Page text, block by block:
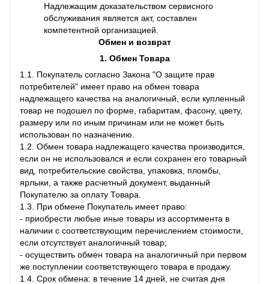
Надлежащим доказательством сервисного
обслуживания является акт, составлен
компетентной организацией.
Обмен и возврат
1. Обмен Товара
1.1. Покупатель согласно Закона "О защите прав
потребителей" имеет право на обмен товара
надлежащего качества на аналогичный, если купленный
товар не подошел по форме, габаритам, фасону, цвету,
размеру или по иным причинам или не может быть
использован по назначению.
1.2. Обмен товара надлежащего качества производится,
если он не использовался и если сохранен его товарный
вид, потребительские свойства, упаковка, пломбы,
ярлыки, а также расчетный документ, выданный
Покупателю за оплату Товара.
1.3. При обмене Покупатель имеет право:
- приобрести любые иные товары из ассортимента в
наличии с соответствующим перечислением стоимости,
если отсутствует аналогичный товар;
- осуществить обмен товара на аналогичный при первом
же поступлении соответствующего товара в продажу.
1.4. Срок обмена: в течение 14 дней, не считая дня